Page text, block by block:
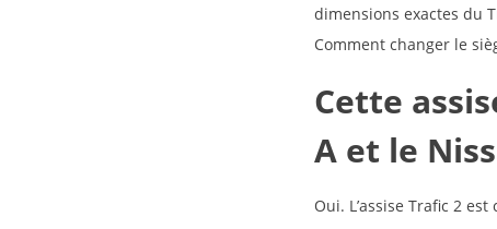
dimensions exactes du
Comment changer le
Cette
A et le
Oui. L’assise Trafic 2